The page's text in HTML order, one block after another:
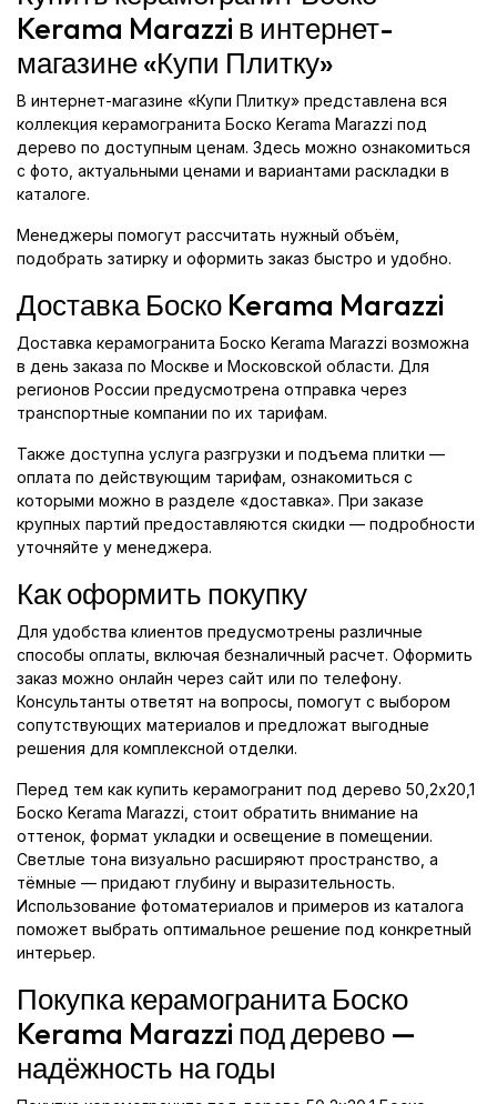
Kerama Marazzi в интернет-
магазине «Купи Плитку»
В интернет-магазине «Купи Плитку» представлена вся
коллекция керамогранита Боско Kerama Marazzi под
дерево по доступным ценам. Здесь можно ознакомиться
с фото, актуальными ценами и вариантами раскладки в
каталоге.
Менеджеры помогут рассчитать нужный объём,
подобрать затирку и оформить заказ быстро и удобно.
Доставка Боско Kerama Marazzi
Доставка керамогранита Боско Kerama Marazzi возможна
в день заказа по Москве и Московской области. Для
регионов России предусмотрена отправка через
транспортные компании по их тарифам.
Также доступна услуга разгрузки и подъема плитки —
оплата по действующим тарифам, ознакомиться с
которыми можно в разделе «доставка». При заказе
крупных партий предоставляются скидки — подробности
уточняйте у менеджера.
Как оформить покупку
Для удобства клиентов предусмотрены различные
способы оплаты, включая безналичный расчет. Оформить
заказ можно онлайн через сайт или по телефону.
Консультанты ответят на вопросы, помогут с выбором
сопутствующих материалов и предложат выгодные
решения для комплексной отделки.
Перед тем как купить керамогранит под дерево 50,2x20,1
Боско Kerama Marazzi, стоит обратить внимание на
оттенок, формат укладки и освещение в помещении.
Светлые тона визуально расширяют пространство, а
тёмные — придают глубину и выразительность.
Использование фотоматериалов и примеров из каталога
поможет выбрать оптимальное решение под конкретный
интерьер.
Покупка керамогранита Боско
Kerama Marazzi под дерево —
надёжность на годы